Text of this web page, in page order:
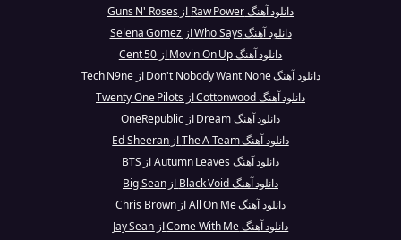
دانلود آهنگ Raw Power از Guns N' Roses
دانلود آهنگ Who Says از Selena Gomez
دانلود آهنگ Movin On Up از 50 Cent
دانلود آهنگ Don't Nobody Want None از Tech N9ne
دانلود آهنگ Cottonwood از Twenty One Pilots
دانلود آهنگ Dream از OneRepublic
دانلود آهنگ The A Team از Ed Sheeran
دانلود آهنگ Autumn Leaves از BTS
دانلود آهنگ Black Void از Big Sean
دانلود آهنگ All On Me از Chris Brown
دانلود آهنگ Come With Me از Jay Sean